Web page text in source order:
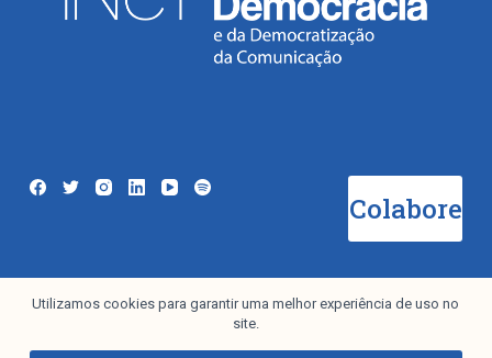
Colabore
Utilizamos cookies para garantir uma melhor experiência de uso no
site.